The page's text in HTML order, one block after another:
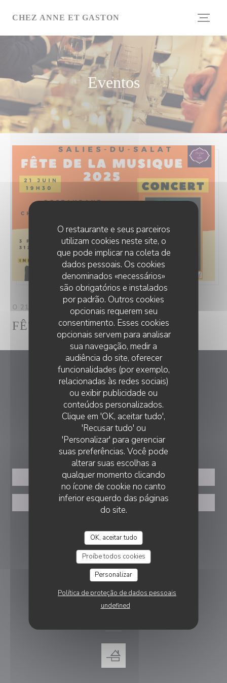
O restaurante e seus parceiros
utilizam cookies neste site, o
que pode implicar na coleta de
dados pessoais. Os cookies
denominados «necessários»
são obrigatórios e instalados
por padrão. Outros cookies
opcionais requerem seu
consentimento. Esses cookies
opcionais servem para analisar
sua navegação, medir a
audiência do site, oferecer
funcionalidades (por exemplo,
relacionadas às redes sociais)
ou exibir publicidade ou
conteúdos personalizados.
Clique em 'OK, aceitar tudo',
'Recusar tudo' ou
'Personalizar' para gerenciar
suas preferências. Você pode
alterar suas escolhas a
qualquer momento clicando
no ícone de cookie no canto
inferior esquerdo das páginas
do site.
OK, aceitar tudo
Proíbe todos cookies
Personalizar
Política de proteção de dados pessoais
undefined
CHEZ ANNE ET GASTON
Eventos
O 21/06/2025 DO 19H30 NO 23H00
FÊTE LA MUSIQUE
Chez Anne et Gaston
3 place des Thermes 31260 Salies du Salat
05 61 90 34 80
RESERVA
RESERVAR UMA MESA
PRIVATIZAÇÃO
SIGA-NOS
Facebook ((abre numa nova
NEWSLETTER
CHEZ ANNE ET GASTON